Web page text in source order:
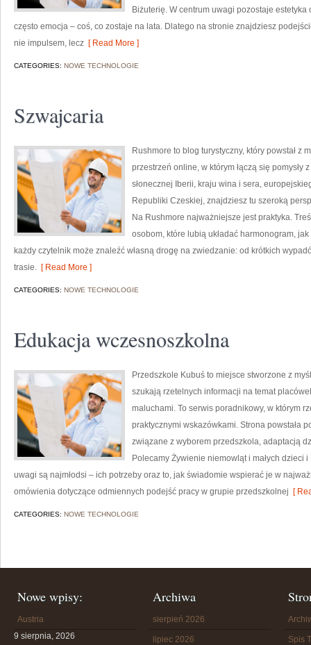
Biżuterię. W centrum uwagi pozostaje
często emocja – coś, co zostaje na lata. Dlatego na stronie znajdziesz
nie impulsem, lecz [ Read More ]
CATEGORIES: NOWE TECHNOLOGIE
Szwajcaria
Rushmore to blog turystyczny, który powstał z
przestrzeń online, w którym łączą się
słonecznej Iberii, kraju wina i sera,
Republiki Czeskiej, znajdziesz tu szeroką
Na Rushmore najważniejsze jest praktyka.
osobom, które lubią układać harmonogram,
każdy czytelnik może znaleźć własną drogę na zwiedzanie: od krótkich
trasie. [ Read More ]
CATEGORIES: NOWE TECHNOLOGIE
Edukacja wczesnoszkolna
Przedszkole Kubuś to miejsce stworzone z
szukają rzetelnych informacji na temat
maluchami. To serwis poradnikowy, w którym
praktycznymi wskazówkami. Strona powstała
związane z wyborem przedszkola, adaptacją
Polecamy Żywienie niemowląt i małych dzieci
uwagi są najmłodsi – ich potrzeby oraz to, jak świadomie wspierać je w
omówienia dotyczące odmiennych podejść pracy w grupie przedszkolnej [
CATEGORIES: NOWE TECHNOLOGIE
Nowe wpisy:
Austria
9 sierpnia, 2026
Archiwa
sierpień 2026
lipiec 2026 Spis